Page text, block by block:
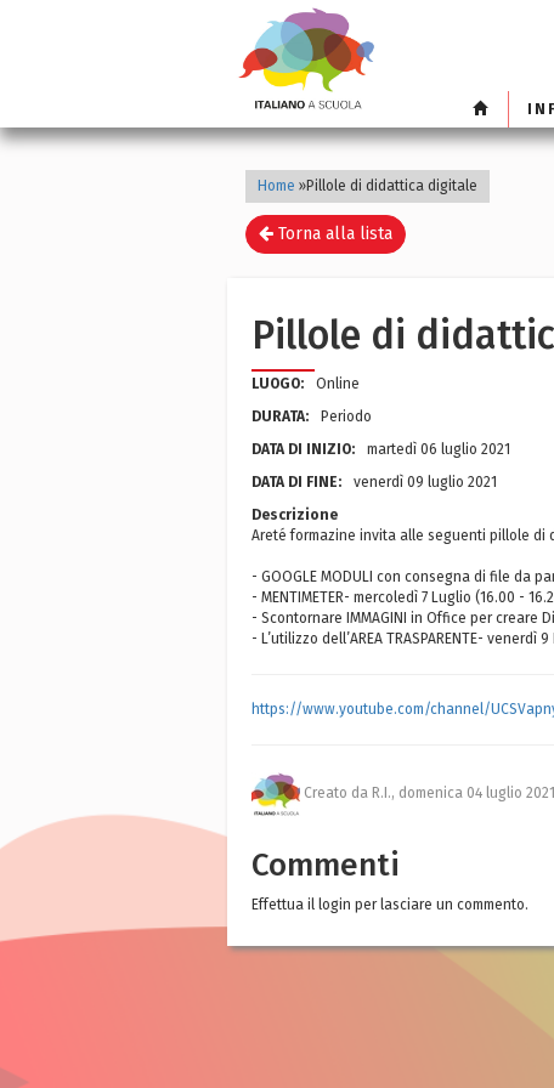
Home »Pillole di didattica digitale
Torna alla lista
Pillole di
LUOGO:
Online
DURATA:
Periodo
DATA DI INIZIO:
martedì 06 luglio 2021
DATA DI FINE:
venerdì 09 luglio 2021
Descrizione
Areté formazine invita alle seguenti pillole di
- GOOGLE MODULI con consegna di file da
- MENTIMETER- mercoledì 7 Luglio (16.00 -
- Scontornare IMMAGINI in Office per creare
- L’utilizzo dell’AREA TRASPARENTE- venerdì
https://www.youtube.com/channel/
Creato da R.I., domenica 04 luglio 2021
Commenti
Effettua il login per lasciare un commento.